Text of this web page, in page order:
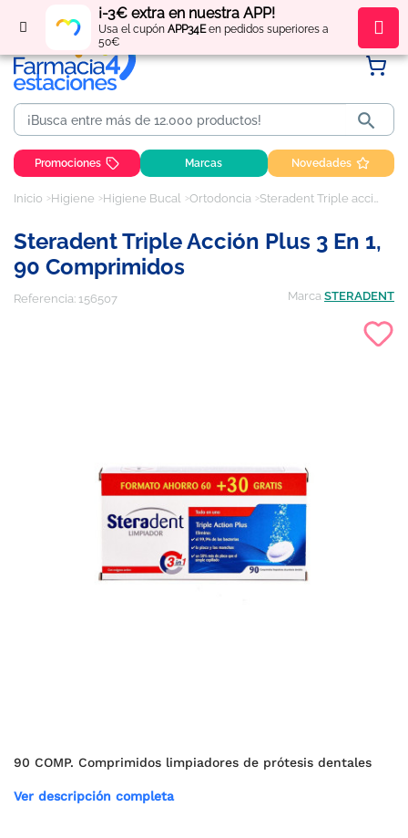
¡-3€ extra en nuestra APP!
Usa el cupón APP34Een pedidos superiores a
50€
Regístratey obténpuntos por tus compras

Promociones Marcas Novedades
Inicio Higiene Higiene Bucal Ortodoncia Steradent Triple acción plus 3 en 1, 90 comprimidos
Steradent Triple Acción Plus 3 En 1,
90 Comprimidos
Referencia: 156507 Marca STERADENT
90 COMP. Comprimidos limpiadores de prótesis dentales
Ver descripción completa